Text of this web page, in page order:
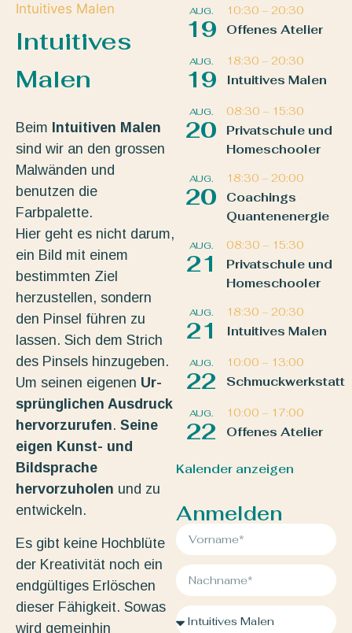
Intuitives Malen
Intuitives
Malen
Beim Intuitiven Malen
sind wir an den grossen
Malwänden und
benutzen die
Farbpalette.
Hier geht es nicht darum,
ein Bild mit einem
bestimmten Ziel
herzustellen, sondern
den Pinsel führen zu
lassen. Sich dem Strich
des Pinsels hinzugeben.
Um seinen eigenen Ur-
sprünglichen Ausdruck
hervorzurufen. Seine
eigen Kunst- und
Bildsprache
hervorzuholen und zu
entwickeln.
Es gibt keine Hochblüte
der Kreativität noch ein
endgültiges Erlöschen
dieser Fähigkeit. Sowas
wird gemeinhin
AUG.
19
10:30 – 20:30
Offenes Atelier
AUG.
19
18:30 – 20:30
Intuitives Malen
AUG.
20
08:30 – 15:30
Privatschule und
Homeschooler
AUG.
20
18:30 – 20:00
Coachings
Quantenenergie
AUG.
21
08:30 – 15:30
Privatschule und
Homeschooler
AUG.
21
18:30 – 20:30
Intuitives Malen
AUG.
22
10:00 – 13:00
Schmuckwerkstatt
AUG.
22
10:00 – 17:00
Offenes Atelier
Kalender anzeigen
Anmelden